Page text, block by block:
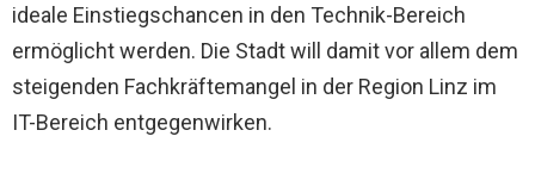
ideale Einstiegschancen in den Technik-Bereich
ermöglicht werden. Die Stadt will damit vor allem dem
steigenden Fachkräftemangel in der Region Linz im
IT-Bereich entgegenwirken.